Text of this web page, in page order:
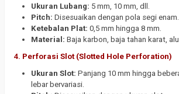
Ukuran Lubang: 5 mm, 10 mm, dll.
Pitch: Disesuaikan dengan pola segi enam.
Ketebalan Plat: 0,5 mm hingga 8 mm.
Material: Baja karbon, baja tahan karat,
4. Perforasi Slot (Slotted Hole Perforation)
Ukuran Slot: Panjang 10 mm hingga
lebar bervariasi.